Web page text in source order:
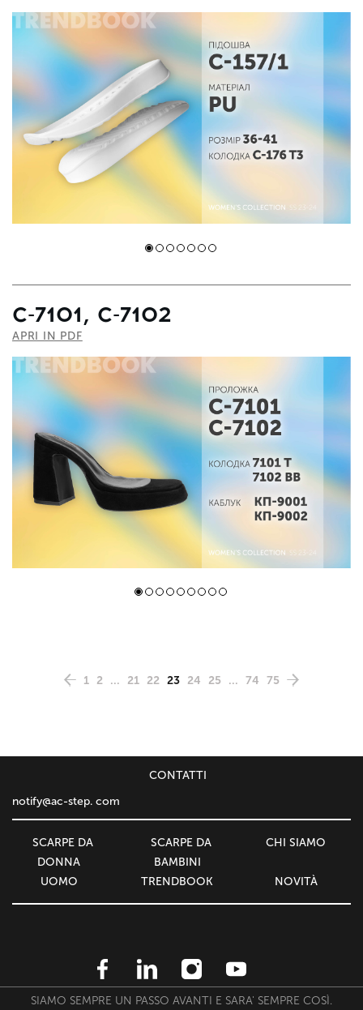
С-7101, С-7102
APRI IN PDF
1 2 ... 21 22 23 24 25 ... 74 75
SCARPE DA
DONNA
UOMO
SCARPE DA
BAMBINI
CHI SIAMO
TRENDBOOK NOVITÀ
СONTATTI
notify@ac-step. com
SIAMO SEMPRE UN PASSO AVANTI E SARA' SEMPRE COSÌ.